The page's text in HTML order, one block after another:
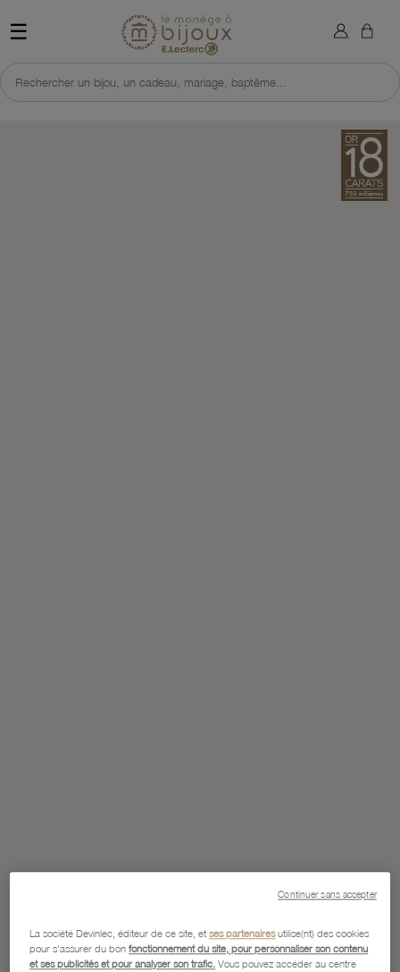
☰ Retour à l'accueil du site
Rechercher un bijou, un cadeau, mariage, baptême...
×
La société Devinlec, éditeur de ce site, etses partenairesutilise(nt) des cookies
pour s'assurer du bonfonctionnement du site, pour personnaliser son contenu
et ses publicités et pour analyser son trafic. Vous pouvez accéder au centre
Continuer sans accepter